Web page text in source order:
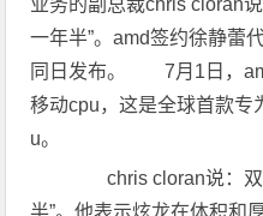
业务的副总裁chris cloran
一年半”。amd签约徐静蕾
同日发布。 7月1日，
移动cpu，这是全球首款专
u。
chris cloran说：双
半”。他表示炫龙在体积和